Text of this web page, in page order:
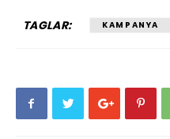
TAGLAR: KAMPANYA